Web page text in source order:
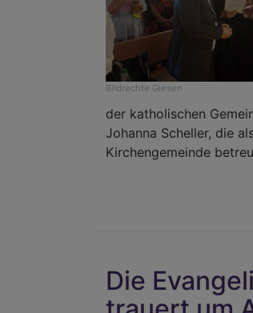
Bildrechte Giesen
der katholischen
Johanna Scheller, die
Kirchengemeinde
Die